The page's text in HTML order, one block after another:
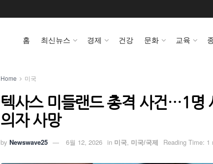
홈 최신뉴스 경제 건강 문화 교육
Home 미국
텍사스 미들랜드 총격 사건…1명
의자 사망
by Newswave25 6월 12, 2026 in 미국, 미국/국제 Reading Time: 1